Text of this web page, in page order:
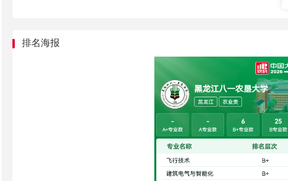
090403T
B+ 180
277
149
B+ 57
排名海报